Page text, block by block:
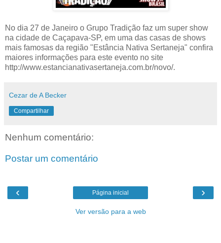
No dia 27 de Janeiro o Grupo Tradição faz um super show
na cidade de Caçapava-SP, em uma das casas de shows
mais famosas da região "Estância Nativa Sertaneja" confira
maiores informações para este evento no site
http://www.estancianativasertaneja.com.br/novo/.
Cezar de A Becker
Compartilhar
Nenhum comentário:
Postar um comentário
‹ ›
Página inicial
Ver versão para a web